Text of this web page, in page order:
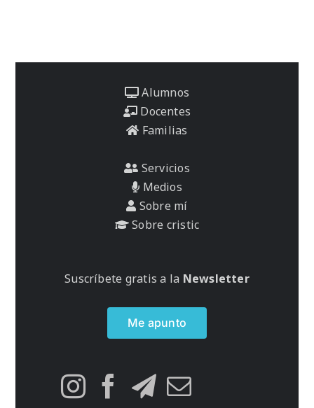
Alumnos
Docentes
Familias
Servicios
Medios
Sobre mí
Sobre cristic
Suscríbete gratis a la Newsletter
Me apunto